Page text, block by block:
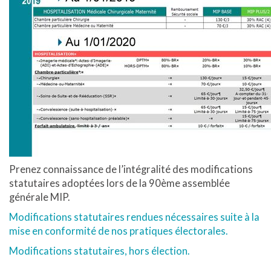
Prenez connaissance de l’intégralité des modifications
statutaires adoptées lors de la 90ème assemblée
générale MIP.
Modifications statutaires rendues nécessaires suite à la
mise en conformité de nos pratiques électorales.
Modifications statutaires, hors élection.